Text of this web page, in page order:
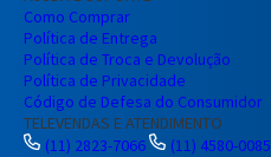
Como Comprar
Política de Entrega
Política de Troca e Devolução
Política de Privacidade
Código de Defesa do Consumidor
TELEVENDAS E ATENDIMENTO
(11) 2823-7066
(11) 4580-0085